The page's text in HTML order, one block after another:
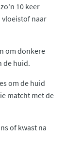
10 keer
vloeistof naar
om donkere
de huid.
om de huid
matcht met de
of kwast na